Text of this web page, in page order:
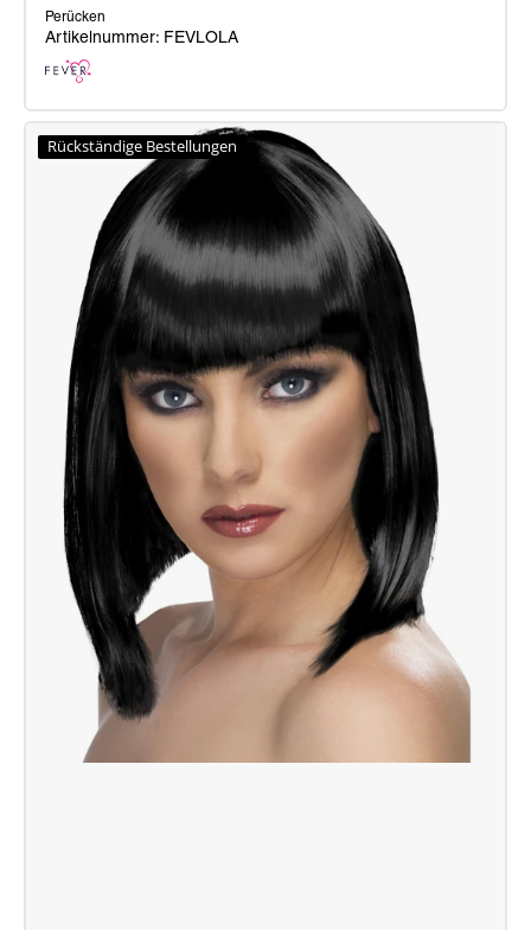
Fever
Lola
Perücken
Artikelnummer: FEVLOLA
Rückständige Bestellungen